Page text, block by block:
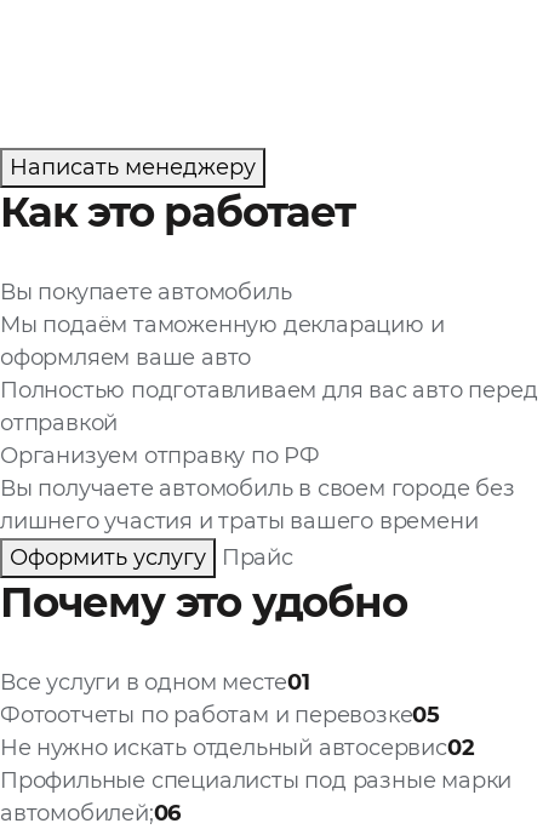
Написать менеджеру
Как это работает
Вы покупаете автомобиль
Мы подаём таможенную декларацию и
оформляем ваше авто
Полностью подготавливаем для вас авто перед
отправкой
Организуем отправку по РФ
Вы получаете автомобиль в своем городе без
лишнего участия и траты вашего времени
Оформить услугу
Прайс
Почему это удобно
Все услуги в одном месте01
Фотоотчеты по работам и перевозке05
Не нужно искать отдельный автосервис02
Профильные специалисты под разные марки
автомобилей;06